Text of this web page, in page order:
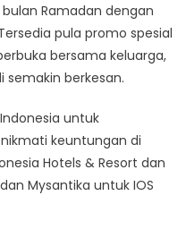
Ramadan dengan
pula promo spesial
bersama keluarga,
berkesan.
untuk
keuntungan di
Hotels & Resort dan
Mysantika untuk IOS